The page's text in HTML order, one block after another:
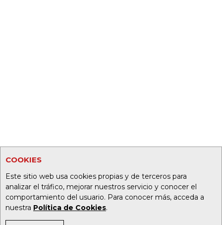
COOKIES
Este sitio web usa cookies propias y de terceros para
analizar el tráfico, mejorar nuestros servicio y conocer el
comportamiento del usuario. Para conocer más, acceda a
nuestra Política de Cookies.